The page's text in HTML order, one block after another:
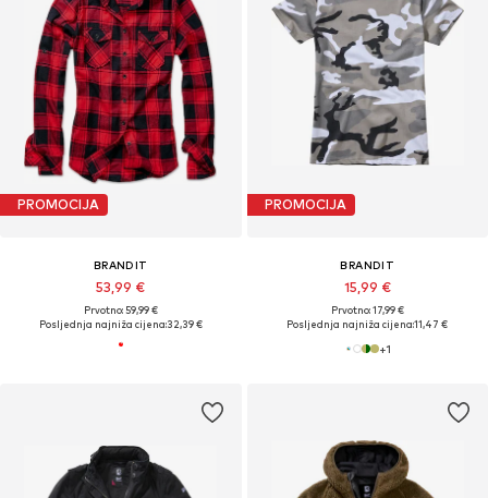
PROMOCIJA
BRANDIT
53,99 €
Prvotno: 59,99 €
Posljednja najniža cijena:32,39 €
PROMOCIJA
BRANDIT
15,99 €
Prvotno: 17,99 €
Posljednja najniža cijena:11,47 €
+1